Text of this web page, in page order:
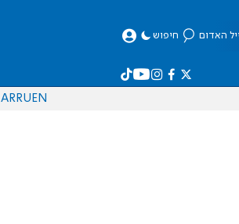
האדום חיפוש
EN
RU
AR